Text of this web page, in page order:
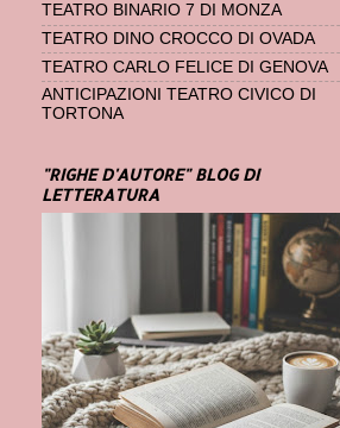
TEATRO BINARIO 7 DI MONZA
TEATRO DINO CROCCO DI OVADA
TEATRO CARLO FELICE DI GENOVA
ANTICIPAZIONI TEATRO CIVICO DI
TORTONA
"RIGHE D'AUTORE" BLOG DI
LETTERATURA